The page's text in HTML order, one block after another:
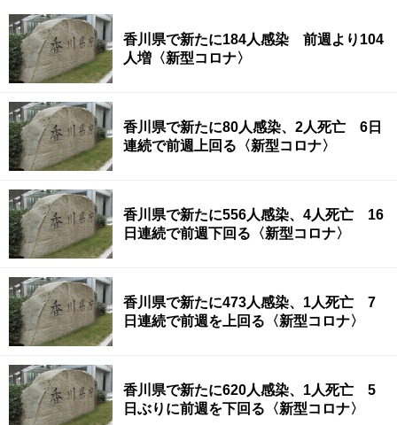
香川県で新たに184人感染 前週より104
人増〈新型コロナ〉
香川県で新たに80人感染、2人死亡 6日
連続で前週上回る〈新型コロナ〉
香川県で新たに556人感染、4人死亡 16
日連続で前週下回る〈新型コロナ〉
香川県で新たに473人感染、1人死亡 7
日連続で前週を上回る〈新型コロナ〉
香川県で新たに620人感染、1人死亡 5
日ぶりに前週を下回る〈新型コロナ〉